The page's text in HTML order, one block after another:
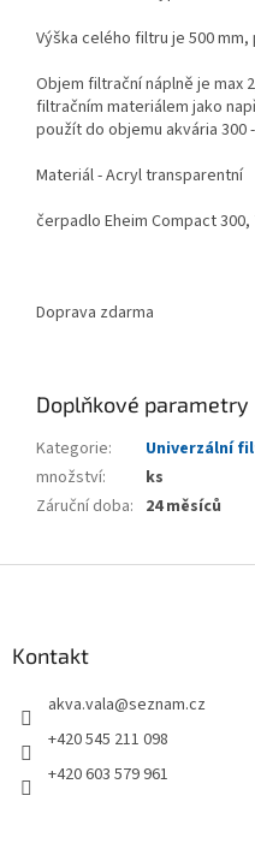
Výška celého filtru je 500
Objem filtrační náplně je max
filtračním materiálem jako
použít do objemu akvária 300
Materiál - Acryl transparentní
čerpadlo Eheim Compact 300,
Doprava zdarma
Doplňkové parametry
Kategorie:
Univerzální
množství:
ks
Záruční doba: 24 měsíců
Kontakt
akva.vala@seznam.cz
+420 545 211 098
+420 603 579 961